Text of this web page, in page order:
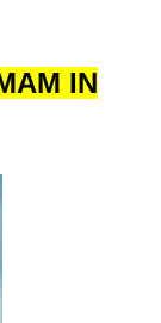
IN